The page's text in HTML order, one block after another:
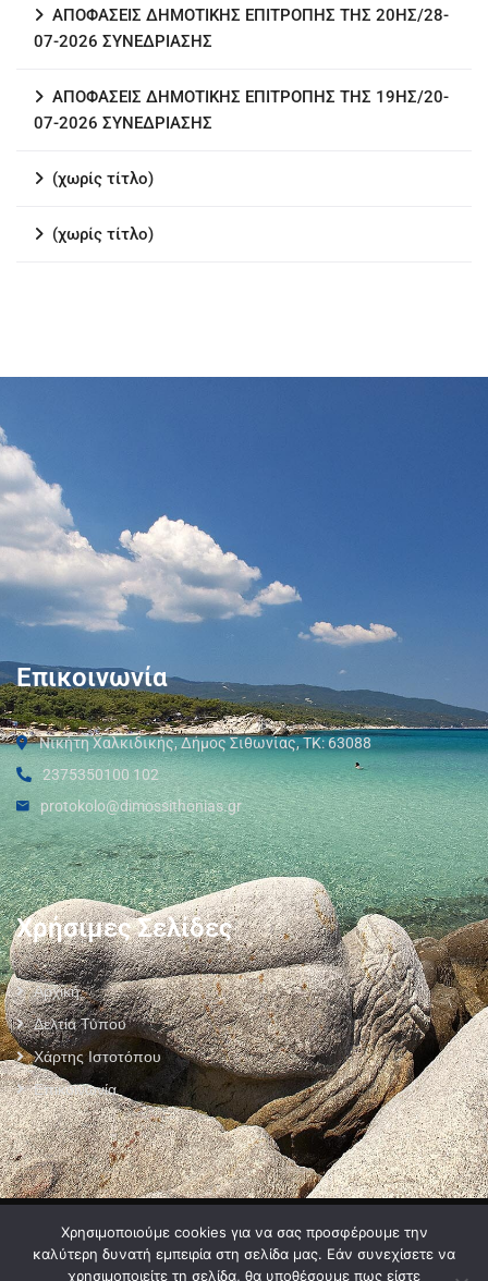
ΑΠΟΦΑΣΕΙΣ ΔΗΜΟΤΙΚΗΣ ΕΠΙΤΡΟΠΗΣ ΤΗΣ 20ΗΣ/28-
07-2026 ΣΥΝΕΔΡΙΑΣΗΣ
ΑΠΟΦΑΣΕΙΣ ΔΗΜΟΤΙΚΗΣ ΕΠΙΤΡΟΠΗΣ ΤΗΣ 19ΗΣ/20-
07-2026 ΣΥΝΕΔΡΙΑΣΗΣ
(χωρίς τίτλο)
(χωρίς τίτλο)
Επικοινωνία
Νικήτη Χαλκιδικής, Δήμος Σιθωνίας, ΤΚ: 63088
2375350100 102
protokolo@dimossithonias.gr
Χρήσιμες Σελίδες
Αρχική
Δελτία Τύπου
Χάρτης Ιστοτόπου
Επικοινωνία
Όροι Χρήσης
Χρησιμοποιούμε cookies για να σας προσφέρουμε την
καλύτερη δυνατή εμπειρία στη σελίδα μας. Εάν συνεχίσετε να
χρησιμοποιείτε τη σελίδα, θα υποθέσουμε πως είστε